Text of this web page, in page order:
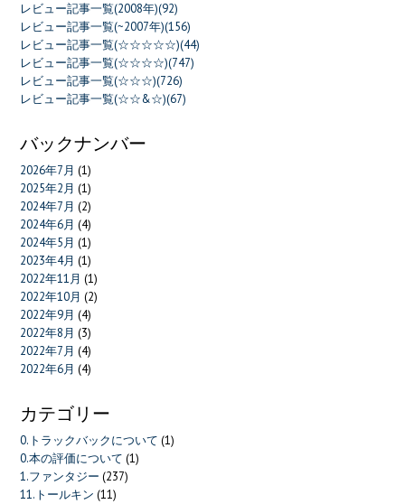
レビュー記事一覧(2008年)(92)
レビュー記事一覧(~2007年)(156)
レビュー記事一覧(☆☆☆☆☆)(44)
レビュー記事一覧(☆☆☆☆)(747)
レビュー記事一覧(☆☆☆)(726)
レビュー記事一覧(☆☆&☆)(67)
バックナンバー
2026年7月 (1)
2025年2月 (1)
2024年7月 (2)
2024年6月 (4)
2024年5月 (1)
2023年4月 (1)
2022年11月 (1)
2022年10月 (2)
2022年9月 (4)
2022年8月 (3)
2022年7月 (4)
2022年6月 (4)
カテゴリー
0.トラックバックについて (1)
0.本の評価について (1)
1.ファンタジー (237)
11.トールキン (11)